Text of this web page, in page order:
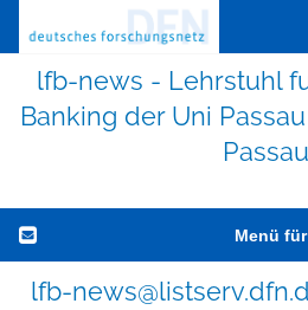
lfb-news - Lehrstuhl
Banking der Uni
Passau
Menü
lfb-